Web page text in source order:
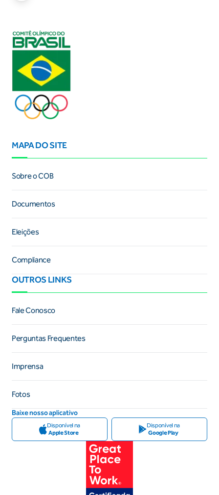
MAPA DO SITE
Sobre o COB
Documentos
Eleições
Compliance
OUTROS LINKS
Fale Conosco
Perguntas Frequentes
Imprensa
Fotos
Baixe nosso aplicativo
Disponível na
Apple Store
Disponível na
Google Play